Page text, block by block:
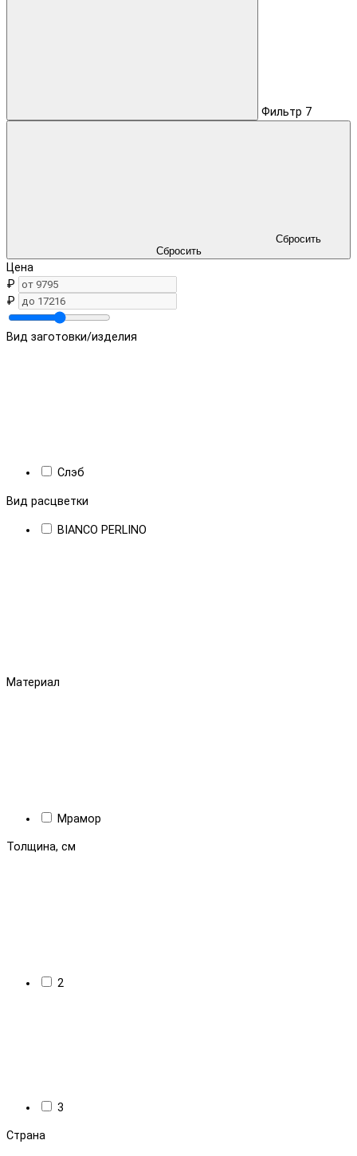
Фильтр 7
Сбросить
Сбросить
Цена
₽
₽
Вид заготовки/изделия
Слэб
Вид расцветки
BIANCO PERLINO
Материал
Мрамор
Толщина, см
2
3
Страна